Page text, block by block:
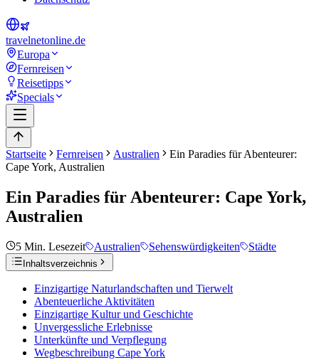
travelnetonline.de
Europa
Fernreisen
Reisetipps
Specials
Startseite Fernreisen Australien
Ein Paradies für Abenteurer:
Cape York, Australien
Ein Paradies für Abenteurer: Cape York,
Australien
5 Min. Lesezeit Australien Sehenswürdigkeiten Städte
Inhaltsverzeichnis
Einzigartige Naturlandschaften und Tierwelt
Abenteuerliche Aktivitäten
Einzigartige Kultur und Geschichte
Unvergessliche Erlebnisse
Unterkünfte und Verpflegung
Wegbeschreibung Cape York